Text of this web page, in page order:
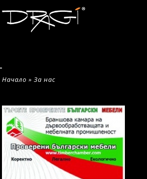
Начало »За нас